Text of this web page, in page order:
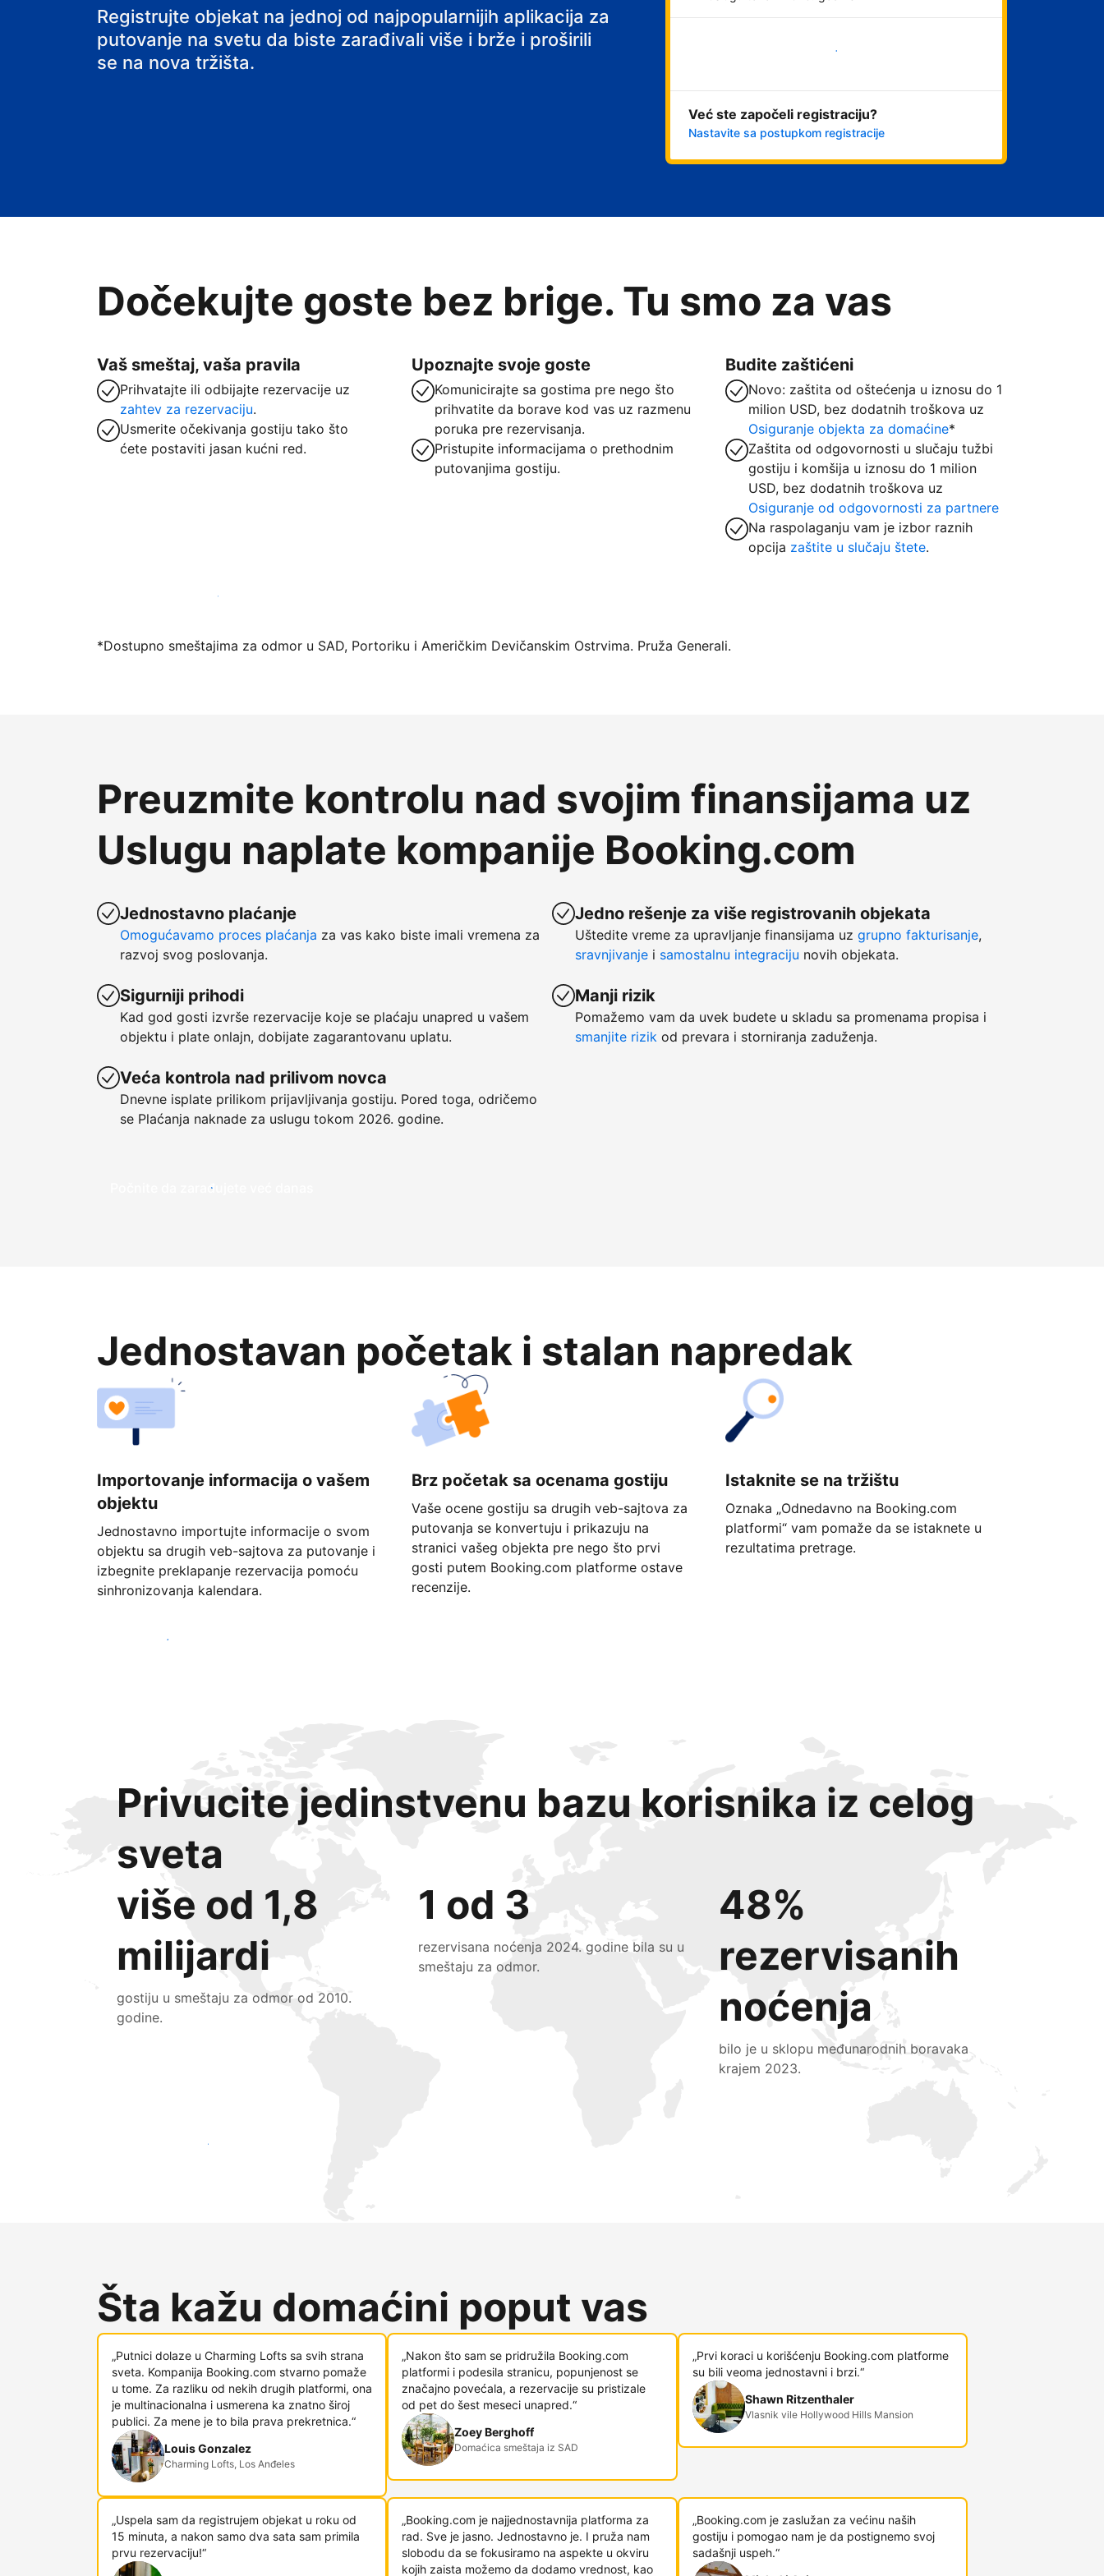
hostel
Registrujte objekat na jednoj od najpopularnijih aplikacija za
putovanje na svetu da biste zarađivali više i brže i proširili
se na nova tržišta.
Počnite odmah
Već ste započeli registraciju?
Nastavite sa postupkom registracije
Dočekujte goste bez brige. Tu smo za vas
Vaš smeštaj, vaša pravila
Prihvatajte ili odbijajte rezervacije uz
zahtev za rezervaciju.
Usmerite očekivanja gostiju tako što
ćete postaviti jasan kućni red.
Upoznajte svoje goste
Komunicirajte sa gostima pre nego što
prihvatite da borave kod vas uz razmenu
poruka pre rezervisanja.
Pristupite informacijama o prethodnim
putovanjima gostiju.
Budite zaštićeni
Novo: zaštita od oštećenja u iznosu do 1
milion USD, bez dodatnih troškova uz
Osiguranje objekta za domaćine*
Zaštita od odgovornosti u slučaju tužbi
gostiju i komšija u iznosu do 1 milion
USD, bez dodatnih troškova uz
Osiguranje od odgovornosti za partnere
Na raspolaganju vam je izbor raznih
opcija zaštite u slučaju štete.
Registrujte svoj objekat već danas
*Dostupno smeštajima za odmor u SAD, Portoriku i Američkim Devičanskim Ostrvima. Pruža Generali.
Preuzmite kontrolu nad svojim finansijama uz
Uslugu naplate kompanije Booking.com
Jednostavno plaćanje
Omogućavamo proces plaćanja za vas kako biste imali vremena za
razvoj svog poslovanja.
Sigurniji prihodi
Kad god gosti izvrše rezervacije koje se plaćaju unapred u vašem
objektu i plate onlajn, dobijate zagarantovanu uplatu.
Veća kontrola nad prilivom novca
Dnevne isplate prilikom prijavljivanja gostiju. Pored toga, odričemo
se Plaćanja naknade za uslugu tokom 2026. godine.
Jedno rešenje za više registrovanih objekata
Uštedite vreme za upravljanje finansijama uz grupno fakturisanje,
sravnjivanje i samostalnu integraciju novih objekata.
Manji rizik
Pomažemo vam da uvek budete u skladu sa promenama propisa i
smanjite rizik od prevara i storniranja zaduženja.
Počnite da zarađujete već danas
Jednostavan početak i stalan napredak
Importovanje informacija o vašem
objektu
Jednostavno importujte informacije o svom
objektu sa drugih veb-sajtova za putovanje i
izbegnite preklapanje rezervacija pomoću
sinhronizovanja kalendara.
Brz početak sa ocenama gostiju
Vaše ocene gostiju sa drugih veb-sajtova za
putovanja se konvertuju i prikazuju na
stranici vašeg objekta pre nego što prvi
gosti putem Booking.com platforme ostave
recenzije.
Istaknite se na tržištu
Oznaka „Odnedavno na Booking.com
platformi“ vam pomaže da se istaknete u
rezultatima pretrage.
Počnite već danas
Privucite jedinstvenu bazu korisnika iz celog
sveta
više od 1,8
milijardi
gostiju u smeštaju za odmor od 2010.
godine.
1 od 3
rezervisana noćenja 2024. godine bila su u
smeštaju za odmor.
48%
rezervisanih
noćenja
bilo je u sklopu međunarodnih boravaka
krajem 2023.
Privucite nove goste već danas
Šta kažu domaćini poput vas
„Putnici dolaze u Charming Lofts sa svih strana
sveta. Kompanija Booking.com stvarno pomaže
u tome. Za razliku od nekih drugih platformi, ona
je multinacionalna i usmerena ka znatno široj
publici. Za mene je to bila prava prekretnica.“
Louis Gonzalez
Charming Lofts, Los Anđeles
„Nakon što sam se pridružila Booking.com
platformi i podesila stranicu, popunjenost se
značajno povećala, a rezervacije su pristizale
od pet do šest meseci unapred.“
Zoey Berghoff
Domaćica smeštaja iz SAD
„Prvi koraci u korišćenju Booking.com platforme
su bili veoma jednostavni i brzi.“
Shawn Ritzenthaler
Vlasnik vile Hollywood Hills Mansion
„Uspela sam da registrujem objekat u roku od
15 minuta, a nakon samo dva sata sam primila
prvu rezervaciju!“
„Booking.com je najjednostavnija platforma za
rad. Sve je jasno. Jednostavno je. I pruža nam
slobodu da se fokusiramo na aspekte u okviru
kojih zaista možemo da dodamo vrednost, kao
„Booking.com je zaslužan za većinu naših
gostiju i pomogao nam je da postignemo svoj
sadašnji uspeh.“